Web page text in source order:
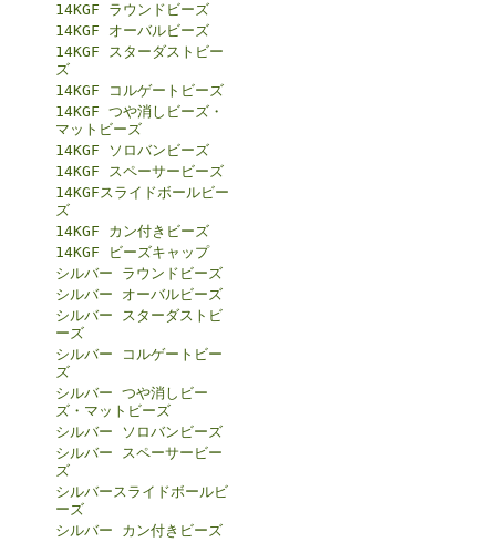
14KGF ラウンドビーズ
14KGF オーバルビーズ
14KGF スターダストビー
ズ
14KGF コルゲートビーズ
14KGF つや消しビーズ・
マットビーズ
14KGF ソロバンビーズ
14KGF スペーサービーズ
14KGFスライドボールビー
ズ
14KGF カン付きビーズ
14KGF ビーズキャップ
シルバー ラウンドビーズ
シルバー オーバルビーズ
シルバー スターダストビ
ーズ
シルバー コルゲートビー
ズ
シルバー つや消しビー
ズ・マットビーズ
シルバー ソロバンビーズ
シルバー スペーサービー
ズ
シルバースライドボールビ
ーズ
シルバー カン付きビーズ